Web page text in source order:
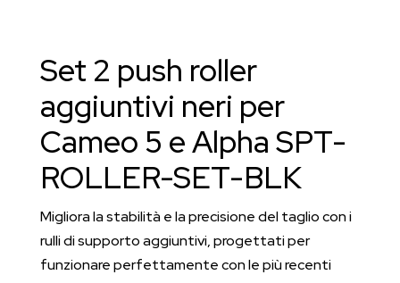
SET-
quantità
Set 2 push roller
aggiuntivi neri per
Cameo 5 e Alpha SPT-
ROLLER-SET-BLK
Migliora la stabilità e la precisione del taglio con i
rulli di supporto aggiuntivi, progettati per
funzionare perfettamente con le più recenti